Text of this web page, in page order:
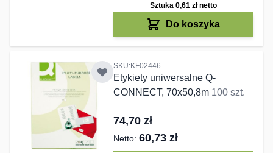
Sztuka 0,61 złnetto
Do koszyka
SKU:KF02446
Etykiety uniwersalne Q-
CONNECT, 70x50,8m 100 szt.
74,70 zł
60,73 zł